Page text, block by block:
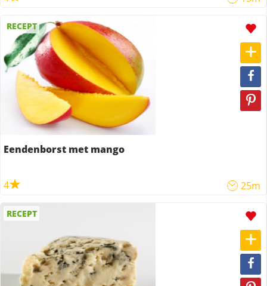
RECEPT
Eendenborst met mango
4 25m
RECEPT